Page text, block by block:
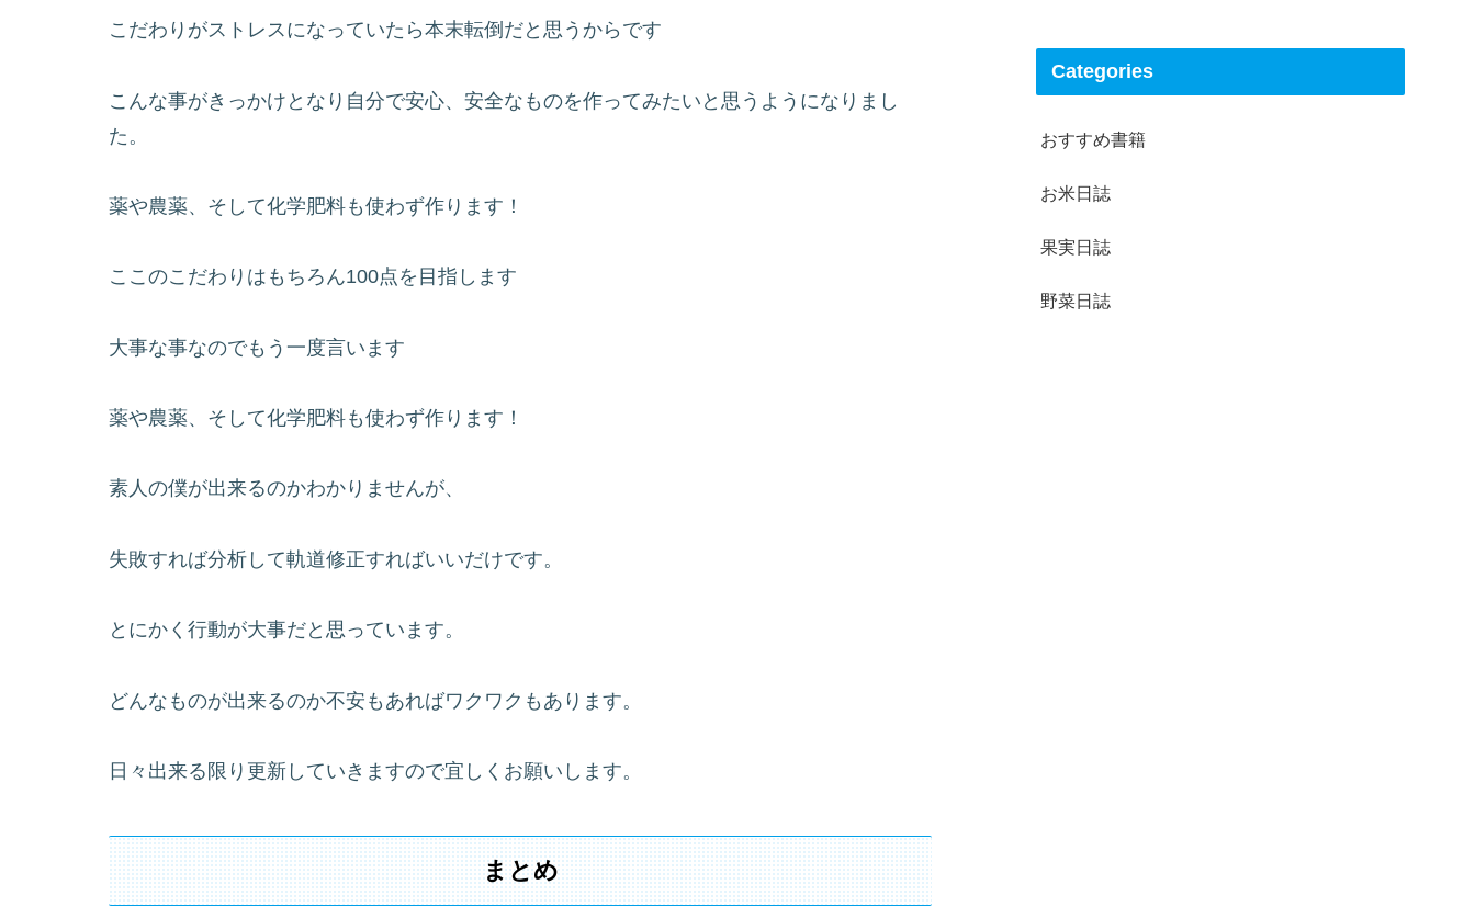
こだわりがストレスになっていたら本末転倒だと思うからです
こんな事がきっかけとなり自分で安心、安全なものを作ってみたいと思うようになりまし
た。
薬や農薬、そして化学肥料も使わず作ります！
ここのこだわりはもちろん100点を目指します
大事な事なのでもう一度言います
薬や農薬、そして化学肥料も使わず作ります！
素人の僕が出来るのかわかりませんが、
失敗すれば分析して軌道修正すればいいだけです。
とにかく行動が大事だと思っています。
どんなものが出来るのか不安もあればワクワクもあります。
日々出来る限り更新していきますので宜しくお願いします。
まとめ
Categories
おすすめ書籍
お米日誌
果実日誌
野菜日誌